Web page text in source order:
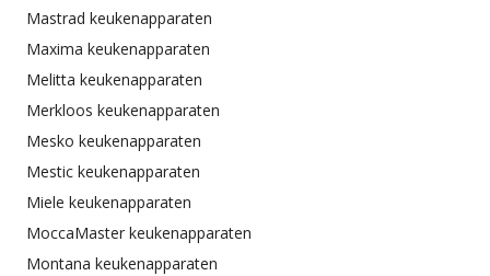
Mastrad keukenapparaten
Maxima keukenapparaten
Melitta keukenapparaten
Merkloos keukenapparaten
Mesko keukenapparaten
Mestic keukenapparaten
Miele keukenapparaten
MoccaMaster keukenapparaten
Montana keukenapparaten